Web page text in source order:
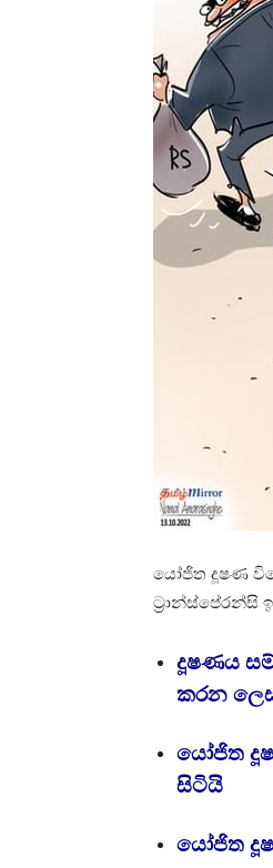
යෝජිත දූෂණ
ට්‍රාන්ස්පේරන්සි
දූෂණය
කරන
යෝජිත
සිටියි
යෝජිත